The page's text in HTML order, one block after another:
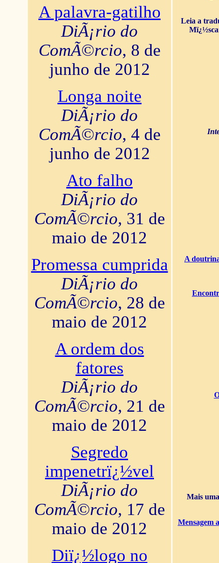
A palavra-gatilho
DiÃ¡rio do
ComÃ©rcio, 8 de
junho de 2012
Longa noite
DiÃ¡rio do
ComÃ©rcio, 4 de
junho de 2012
Ato falho
DiÃ¡rio do
ComÃ©rcio, 31 de
maio de 2012
Promessa cumprida
DiÃ¡rio do
ComÃ©rcio, 28 de
maio de 2012
A ordem dos
fatores
DiÃ¡rio do
ComÃ©rcio, 21 de
maio de 2012
Segredo
impenetrï¿½vel
DiÃ¡rio do
ComÃ©rcio, 17 de
maio de 2012
Diï¿½logo no
Leia a
A
Mais
Mensagem